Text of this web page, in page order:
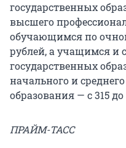
государственных
высшего
обучающимся по
рублей, а учащимся и
государственных
начального и
образования — с 315
ПРАЙМ-ТАСС